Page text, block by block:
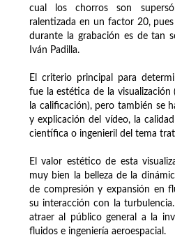
cual los chorros son
ralentizada en un factor 20,
durante la grabación es de tan
Iván Padilla.
El criterio principal para
fue la estética de la
la calificación), pero también se
y explicación del vídeo, la
científica o ingenieril del tema
El valor estético de esta
muy bien la belleza de la
de compresión y expansión en
su interacción con la
atraer al público general a la
fluidos e ingeniería aeroespacial.